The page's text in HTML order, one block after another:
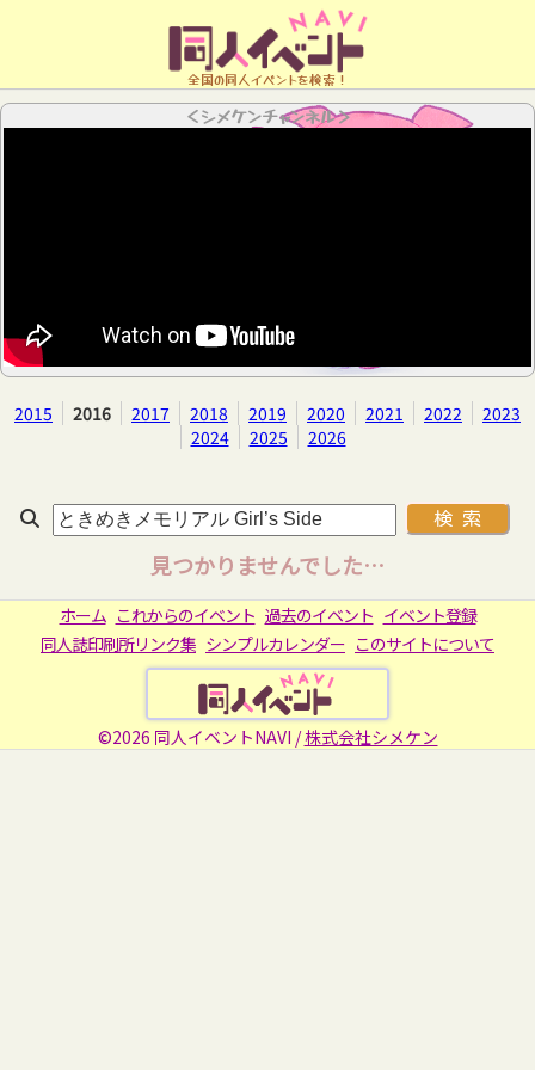
全国の同人イベントを検索！
＜シメケンチャンネル＞
2015 2016 2017 2018 2019 2020 2021 2022
2023
2024
2025 2026
見つかりませんでした…
ホーム これからのイベント 過去のイベント イベント登録
同人誌印刷所リンク集 シンプルカレンダー このサイトについて
©2026 同人イベントNAVI /株式会社シメケン